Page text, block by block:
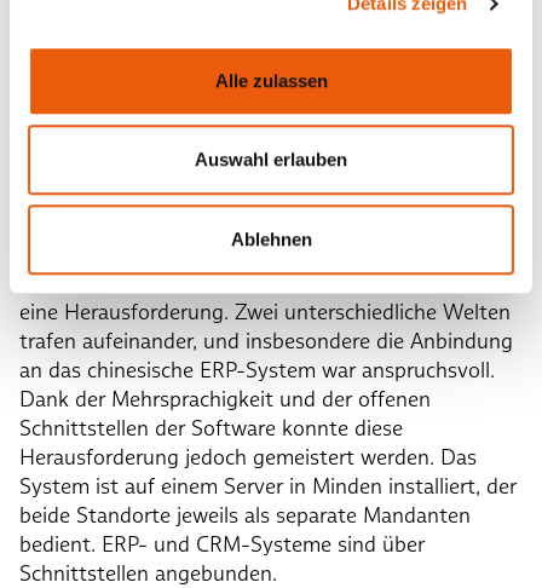
Alle zulassen
Auswahl erlauben
Ablehnen
können. Hinzu kommen Module für dasAufgaben-
und Maßnahmenmanagement, mit dem
qualitätsrelevante Aufgabenstellungen
unternehmensweit und modulübergreifend geplant,
umgesetzt und verfolgt werden. Mit dem
Fertigungsprüfung bzw. statistische
Prozesssteuerung (SPC)werden relevante Daten im
Integration des chinesischen Produktionsstandorts in
das deutsche System war für Melitta und Babtec
eine Herausforderung. Zwei unterschiedliche Welten
trafen aufeinander, und insbesondere die Anbindung
an das chinesische ERP-System war anspruchsvoll.
Dank der Mehrsprachigkeit und der offenen
Schnittstellen der Software konnte diese
Herausforderung jedoch gemeistert werden. Das
System ist auf einem Server in Minden installiert, der
beide Standorte jeweils als separate Mandanten
bedient. ERP- und CRM-Systeme sind über
Schnittstellen angebunden.